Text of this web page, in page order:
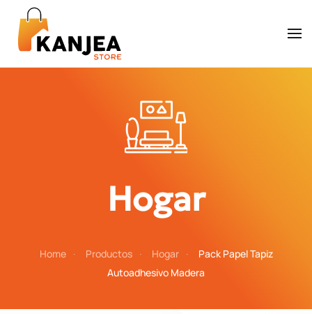
Skip to main content
Hogar
Home Productos Hogar
Pack Papel Tapiz
Autoadhesivo Madera